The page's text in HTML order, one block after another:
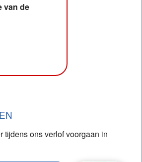
van de
tijdens ons verlof voorgaan in